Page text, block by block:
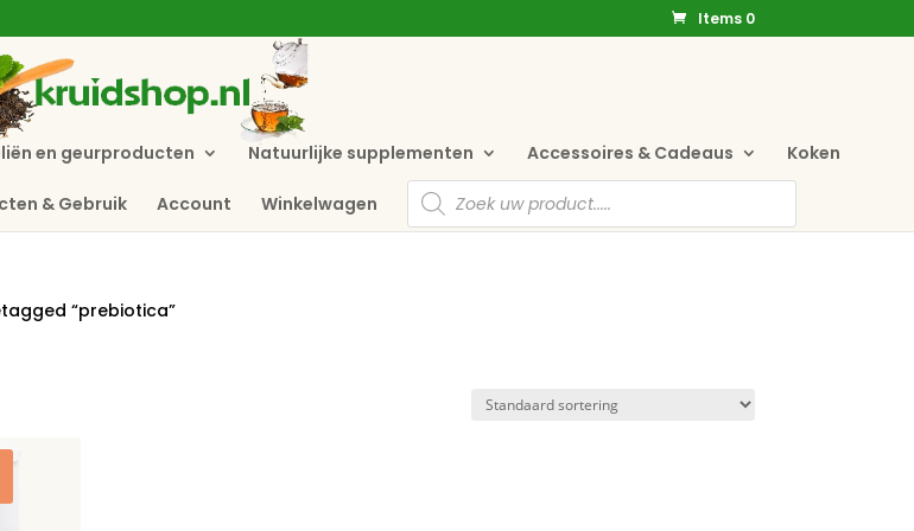
Items 0
en geurproducten Natuurlijke supplementen Accessoires & Cadeaus Koken
& Gebruik Account Winkelwagen
Producten
zoeken
“prebiotica”